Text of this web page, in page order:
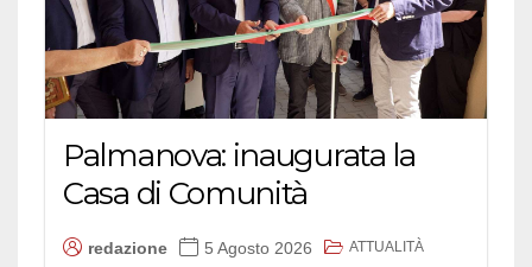
Palmanova: inaugurata la
Casa di Comunità
redazione 5 Agosto 2026 ATTUALITÀ